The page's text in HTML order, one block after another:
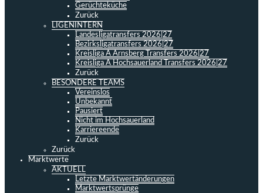
Gerüchteküche
Zurück
LIGENINTERN
Landesligatransfers 2026|27
Bezirksligatransfers 2026|27
Kreisliga A Arnsberg Transfers 2026|27
Kreisliga A Hochsauerland Transfers 2026|27
Zurück
BESONDERE TEAMS
Vereinslos
Unbekannt
Pausiert
Nicht im Hochsauerland
Karriereende
Zurück
Zurück
Marktwerte
AKTUELL
Letzte Marktwertänderungen
Marktwertsprünge